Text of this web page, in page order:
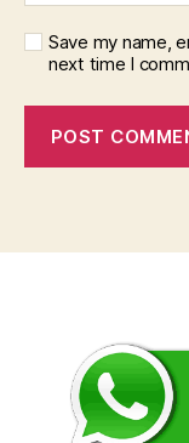
Save my name,
next time I